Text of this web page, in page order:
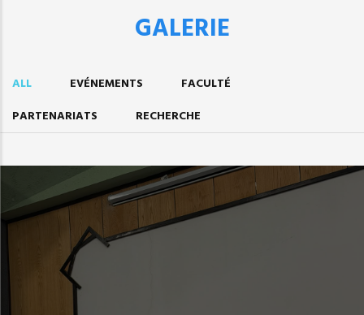
GALERIE
ALL EVÉNEMENTS
FACULTÉ
PARTENARIATS
RECHERCHE